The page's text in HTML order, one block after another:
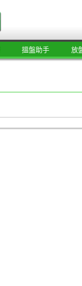
搵盤助手 放